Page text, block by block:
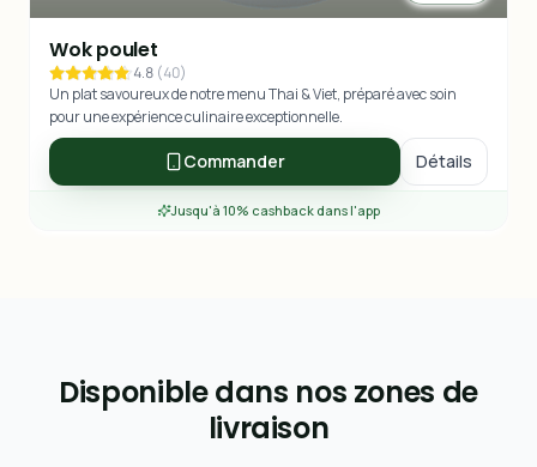
Wok poulet
4.8 (40)
Un plat savoureux de notre menu Thai & Viet, préparé avec soin
pour une expérience culinaire exceptionnelle.
Commander Détails
Jusqu'à 10% cashback dans l'app
Disponible dans nos zones de
livraison